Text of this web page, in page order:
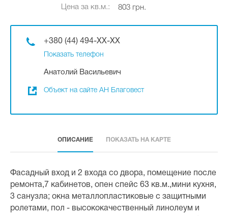
Цена за кв.м.:
803 грн.
+380 (44) 494-XX-XX
Показать телефон
Анатолий Васильевич
Объект на сайте АН Благовест
ОПИСАНИЕ ПОКАЗАТЬ НА КАРТЕ
Фасадный вход и 2 входа со двора, помещение после
ремонта,7 кабинетов, опен спейс 63 кв.м.,мини кухня,
3 санузла; окна металлопластиковые с защитными
ролетами, пол - высококачественный линолеум и